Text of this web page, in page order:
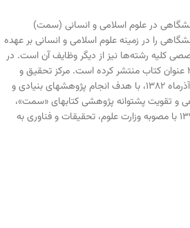
در علوم اسلامی و انسانی (سمت)
را در زمینه علوم اسلامی و انسانی بر عهده
کلیه رشته‌ها نیز از دیگر وظایف آن است. در
همین راستا تاکنون بیش از ۲۴۰۰ عنوان کتاب منتشر کرده است. مرکز تحقیق و
توسعه علوم انسانی «سمت» در آذرماه ۱۳۸۲، با هدف انجام پژوهشهای بنیادی و
و تقویت پشتوانه پژوهشی کتابهای «سمت»،
تأسیس شد. این مرکز در آبان ۱۳۹۵ با مصوبه وزارت علوم، تحقیقات و فناوری به